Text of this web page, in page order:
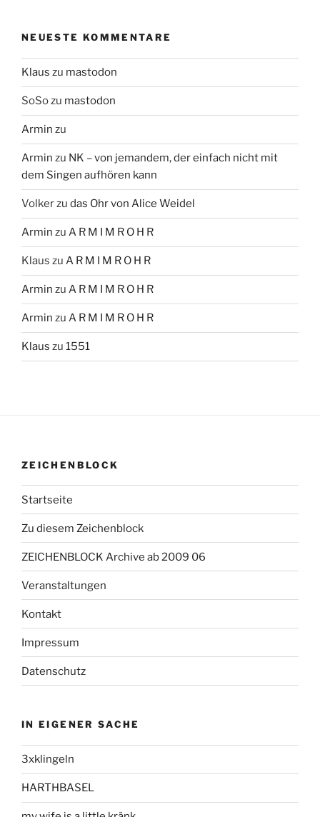
NEUESTE KOMMENTARE
Klaus zu mastodon
SoSozu mastodon
Armin zu
Armin zu NK – von jemandem, der einfach nicht mit
dem Singen aufhören kann
Volkerzu das Ohr von Alice Weidel
Armin zu A R M I M R O H R
Klaus zu A R M I M R O H R
Armin zu A R M I M R O H R
Armin zu A R M I M R O H R
Klaus zu 1551
ZEICHENBLOCK
Startseite
Zu diesem Zeichenblock
ZEICHENBLOCK Archive ab 2009 06
Veranstaltungen
Kontakt
Impressum
Datenschutz
IN EIGENER SACHE
3xklingeln
HARTHBASEL